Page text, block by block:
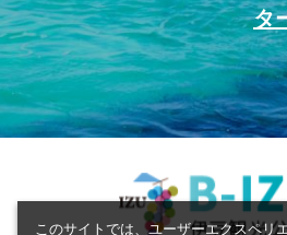
このサイトでは、ユーザーエクスペリ
タ